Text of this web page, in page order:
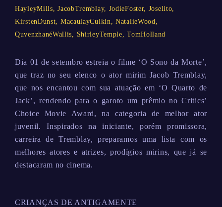
HayleyMills,JacobTremblay, JodieFoster, Joselito,
KirstenDunst, MacaulayCulkin,NatalieWood,
QuvenzhanéWallis, ShirleyTemple,TomHolland
Dia 01 de setembro estreia o filme ‘O Sono da Morte’,
que traz no seu elenco o ator mirim Jacob Tremblay,
que nos encantou com sua atuação em ‘O Quarto de
Jack’, rendendo para o garoto um prêmio no Critics’
Choice Movie Award, na categoria de melhor ator
juvenil. Inspirados na iniciante, porém promissora,
carreira de Tremblay, preparamos uma lista com os
melhores atores e atrizes, prodígios mirins, que já se
destacaram no cinema.
CRIANÇAS DE ANTIGAMENTE